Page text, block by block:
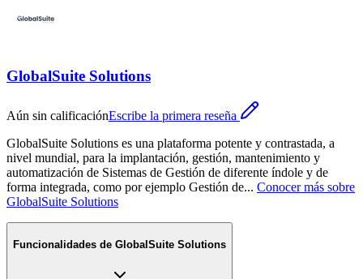
GlobalSuite Solutions
Aún sin calificaciónEscribe la primera reseña
GlobalSuite Solutions es una plataforma potente y contrastada, a
nivel mundial, para la implantación, gestión, mantenimiento y
automatización de Sistemas de Gestión de diferente índole y de
forma integrada, como por ejemplo Gestión de... Conocer más sobre
GlobalSuite Solutions
Funcionalidades de GlobalSuite Solutions